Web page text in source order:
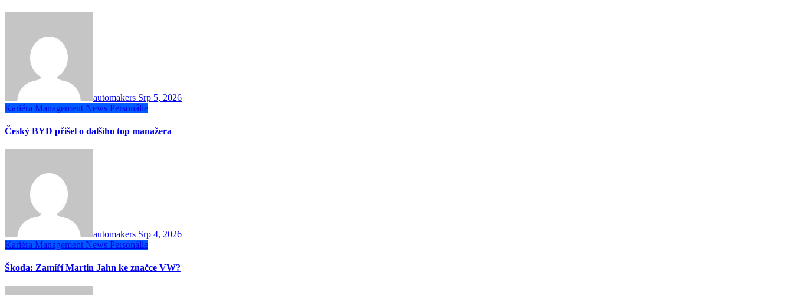
automakers Srp 5, 2026
Kariéra Management News Personálie
Český BYD přišel o dalšího top manažera
automakers Srp 4, 2026
Kariéra Management News Personálie
Škoda: Zamíří Martin Jahn ke značce VW?